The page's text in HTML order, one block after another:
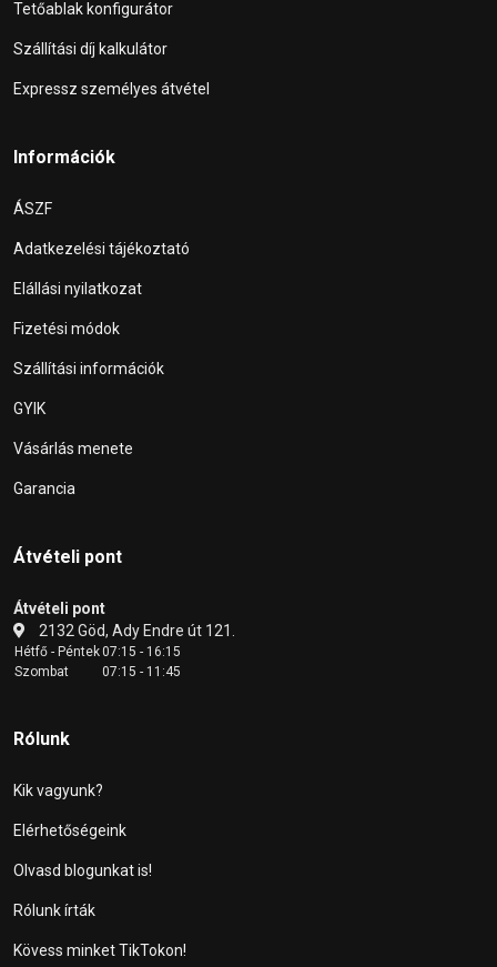
Tetőablak konfigurátor
Szállítási díj kalkulátor
Expressz személyes átvétel
Információk
ÁSZF
Adatkezelési tájékoztató
Elállási nyilatkozat
Fizetési módok
Szállítási információk
GYIK
Vásárlás menete
Garancia
Átvételi pont
Átvételi pont
2132 Göd, Ady Endre út 121.
Hétfő - Péntek07:15 - 16:15
Szombat
07:15 - 11:45
Rólunk
Kik vagyunk?
Elérhetőségeink
Olvasd blogunkat is!
Rólunk írták
Kövess minket TikTokon!